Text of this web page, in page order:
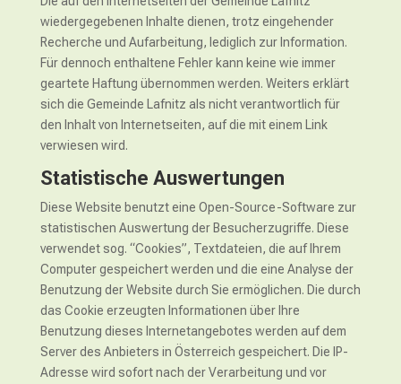
wiedergegebenen Inhalte dienen, trotz eingehender
Recherche und Aufarbeitung, lediglich zur Information.
Für dennoch enthaltene Fehler kann keine wie immer
geartete Haftung übernommen werden. Weiters erklärt
sich die Gemeinde Lafnitz als nicht verantwortlich für
den Inhalt von Internetseiten, auf die mit einem Link
verwiesen wird.
Statistische Auswertungen
Diese Website benutzt eine Open-Source-Software zur
statistischen Auswertung der Besucherzugriffe. Diese
verwendet sog. “Cookies”, Textdateien, die auf Ihrem
Computer gespeichert werden und die eine Analyse der
Benutzung der Website durch Sie ermöglichen. Die durch
das Cookie erzeugten Informationen über Ihre
Benutzung dieses Internetangebotes werden auf dem
Server des Anbieters in Österreich gespeichert. Die IP-
Adresse wird sofort nach der Verarbeitung und vor